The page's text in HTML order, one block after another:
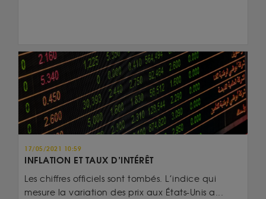
17/05/2021 10:59
INFLATION ET TAUX D’INTÉRÊT
Les chiffres officiels sont tombés. L’indice qui
mesure la variation des prix aux États-Unis a...